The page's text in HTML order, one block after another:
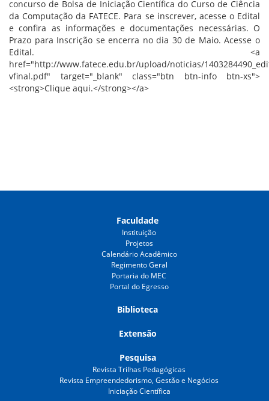
concurso de Bolsa de Iniciação Científica do Curso de Ciência
da Computação da FATECE. Para se inscrever, acesse o Edital
e confira as informações e documentações necessárias. O
Prazo para Inscrição se encerra no dia 30 de Maio. Acesse o
Edital. <a
href="http://www.fatece.edu.br/upload/noticias/
vfinal.pdf" target="_blank" class="btn btn-info btn-xs">
<strong>Clique aqui.</strong></a>
Faculdade
Instituição
Projetos
Calendário Acadêmico
Regimento Geral
Portaria do MEC
Portal do Egresso
Biblioteca
Extensão
Pesquisa
Revista Trilhas Pedagógicas
Revista Empreendedorismo, Gestão e Negócios
Iniciação Científica